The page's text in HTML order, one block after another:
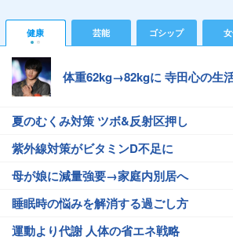
健康 芸能 ゴシップ
体重62kg→82kgに 寺田心の生
夏のむくみ対策 ツボ&反射区押し
紫外線対策がビタミンD不足に
母が娘に減量強要→家庭内別居へ
睡眠時の悩みを解消する過ごし方
運動より代謝 人体の省エネ戦略